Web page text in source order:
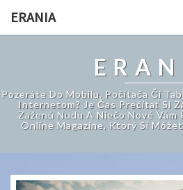
ERANIA
Pozeráte Do Mobilu, Počítača Či
Internetom? Je Čas Prečítať Si
Zaženú Nudu A Niečo Nové
Online Magazíne, Ktorý Si